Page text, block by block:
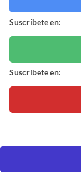
Suscríbete en:
Suscríbete en: